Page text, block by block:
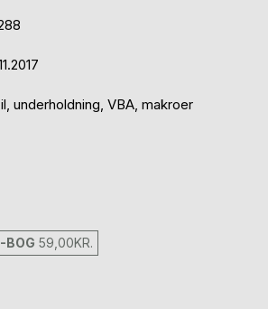
underholdning, VBA, makroer
BOG 59,00KR.